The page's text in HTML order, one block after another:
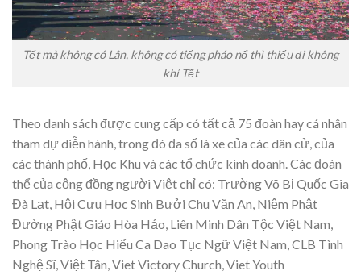
Tết mà không có Lân, không có tiếng pháo nổ thì thiếu đi không
khí Tết
Theo danh sách được cung cấp có tất cả 75 đoàn hay cá nhân
tham dự diễn hành, trong đó đa số là xe của các dân cử, của
các thành phố, Học Khu và các tổ chức kinh doanh. Các đoàn
thể của cộng đồng người Việt chỉ có: Trường Võ Bị Quốc Gia
Đà Lạt, Hội Cựu Học Sinh Bưởi Chu Văn An, Niệm Phật
Đường Phật Giáo Hòa Hảo, Liên Minh Dân Tộc Việt Nam,
Phong Trào Học Hiểu Ca Dao Tục Ngữ Việt Nam, CLB Tình
Nghệ Sĩ, Việt Tân, Viet Victory Church, Viet Youth